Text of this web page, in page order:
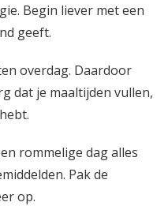
Begin liever met een
geeft.
overdag. Daardoor
dat je maaltijden vullen,
rommelige dag alles
Pak de
op.